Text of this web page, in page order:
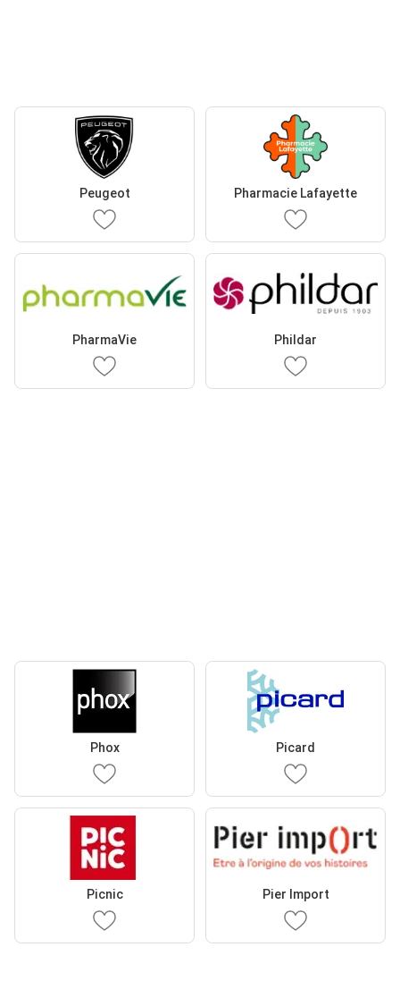
Peugeot Pharmacie Lafayette
PharmaVie Phildar
Phox Picard
Picnic Pier Import